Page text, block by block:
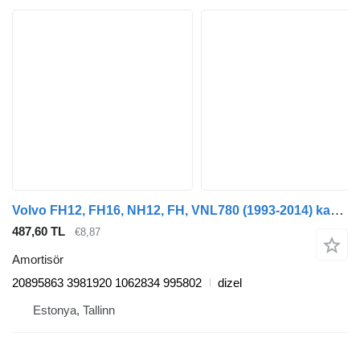
Volvo FH12, FH16, NH12, FH, VNL780 (1993-2014) kamyon için Volvo FH12 1-seeria (01.93-12.02) 20895863 amortisör
487,60 TL €8,87
Amortisör
20895863 3981920 1062834 995802
dizel
Estonya, Tallinn